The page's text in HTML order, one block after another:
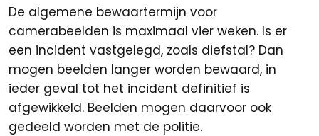
De algemene bewaartermijn voor
camerabeelden is maximaal vier weken. Is er
een incident vastgelegd, zoals diefstal? Dan
mogen beelden langer worden bewaard, in
ieder geval tot het incident definitief is
afgewikkeld. Beelden mogen daarvoor ook
gedeeld worden met de politie.